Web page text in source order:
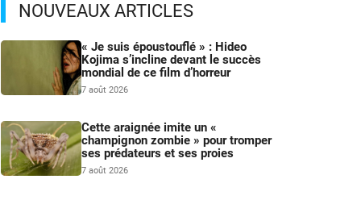
NOUVEAUX ARTICLES
« Je suis époustouflé » : Hideo
Kojima s’incline devant le succès
mondial de ce film d’horreur
7 août 2026
Cette araignée imite un «
champignon zombie » pour tromper
ses prédateurs et ses proies
7 août 2026